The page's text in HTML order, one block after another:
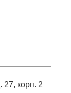
27, корп. 2